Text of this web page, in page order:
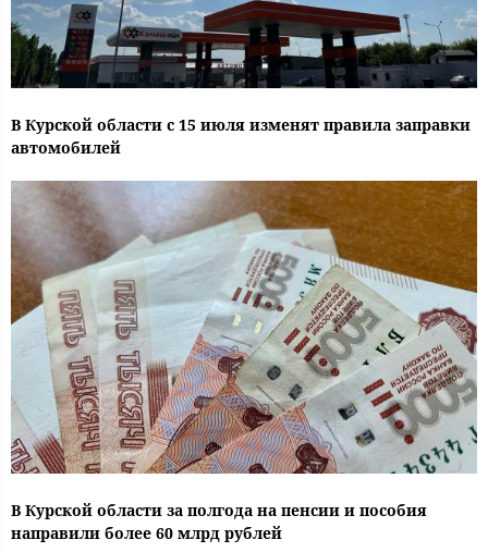
В Курской области с 15 июля изменят правила заправки
автомобилей
В Курской области за полгода на пенсии и пособия
направили более 60 млрд рублей